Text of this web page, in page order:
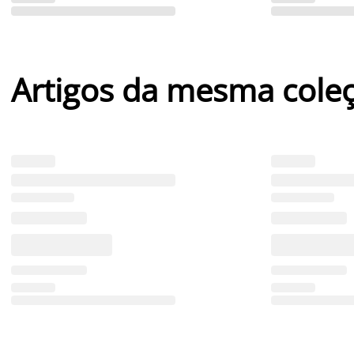
Artigos da mesma